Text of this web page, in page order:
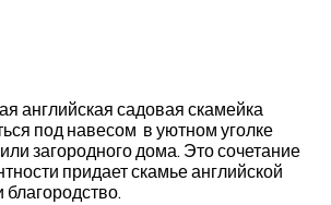
английская садовая скамейка
под навесом в уютном уголке
загородного дома. Это сочетание
придает скамье английской
благородство.